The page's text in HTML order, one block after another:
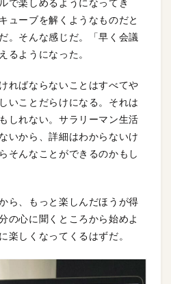
で楽しめるようになってき
ューブを解くようなものだと
。そんな感じだ。「早く会議
るようになった。
ればならないことはすべてや
いことだらけになる。それは
しれない。サラリーマン生活
いから、詳細はわからないけ
そんなことができるのかもし
ら、もっと楽しんだほうが得
の心に聞くところから始めよ
楽しくなってくるはずだ。